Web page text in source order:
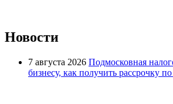
Новости
7 августа 2026 Подмосковная
бизнесу, как получить рассрочку